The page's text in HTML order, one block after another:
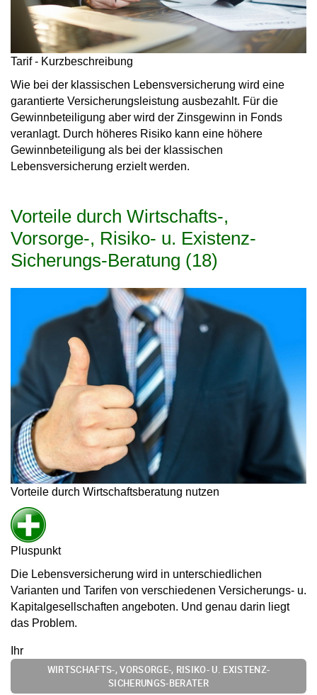
Tarif - Kurzbeschreibung
Wie bei der klassischen Lebensversicherung wird eine
garantierte Versicherungsleistung ausbezahlt. Für die
Gewinnbeteiligung aber wird der Zinsgewinn in Fonds
veranlagt. Durch höheres Risiko kann eine höhere
Gewinnbeteiligung als bei der klassischen
Lebensversicherung erzielt werden.
Vorteile durch Wirtschafts-,
Vorsorge-, Risiko- u. Existenz-
Sicherungs-Beratung (18)
Vorteile durch Wirtschaftsberatung nutzen
Pluspunkt
Die Lebensversicherung wird in unterschiedlichen
Varianten und Tarifen von verschiedenen Versicherungs- u.
Kapitalgesellschaften angeboten. Und genau darin liegt
das Problem.
Ihr
WIRTSCHAFTS-, VORSORGE-, RISIKO- U. EXISTENZ-
SICHERUNGS-BERATER